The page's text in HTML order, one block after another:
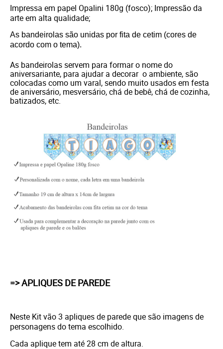
Impressa em papel Opalini 180g (fosco); Impressão da
arte em alta qualidade;
As bandeirolas são unidas por fita de cetim (cores de
acordo com o tema).
As bandeirolas servem para formar o nome do
aniversariante, para ajudar a decorar o ambiente, são
colocadas como um varal, sendo muito usados em festa
de aniversário, mesversário, chá de bebê, chá de cozinha,
batizados, etc.
=> APLIQUES DE PAREDE
Neste Kit vão 3 apliques de parede que são imagens de
personagens do tema escolhido.
Cada aplique tem até 28 cm de altura.